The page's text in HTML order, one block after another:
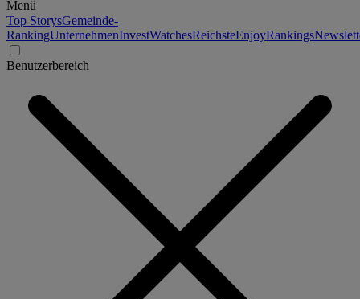
Menü
Top StorysGemeinde-
RankingUnternehmenInvestWatchesReichsteEnjoyRankings
Benutzerbereich